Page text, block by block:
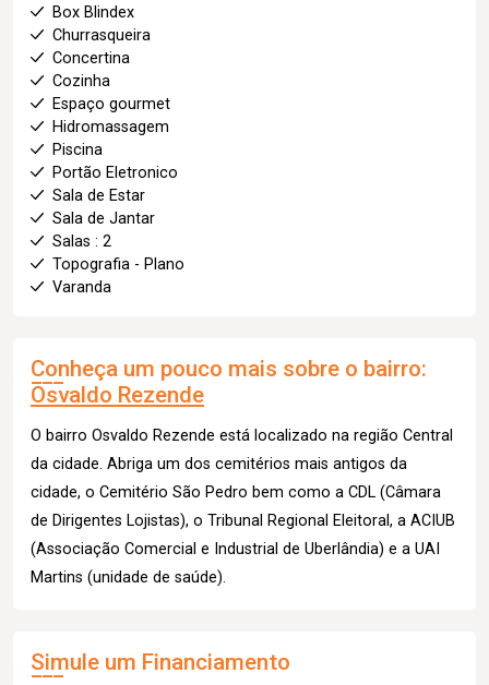
Box Blindex
Churrasqueira
Concertina
Cozinha
Espaço gourmet
Hidromassagem
Piscina
Portão Eletronico
Sala de Estar
Sala de Jantar
Salas : 2
Topografia - Plano
Varanda
Conheça um pouco mais sobre o bairro:
Osvaldo Rezende
O bairro Osvaldo Rezende está localizado na região Central
da cidade. Abriga um dos cemitérios mais antigos da
cidade, o Cemitério São Pedro bem como a CDL (Câmara
de Dirigentes Lojistas), o Tribunal Regional Eleitoral, a ACIUB
(Associação Comercial e Industrial de Uberlândia) e a UAI
Martins (unidade de saúde).
Simule um Financiamento